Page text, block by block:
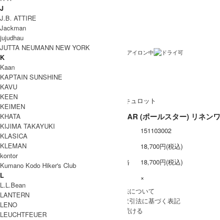
素材
生産国
洗濯表記
裏地 / 透け感
備考
POLESTAR (ポールスター) リネン
151103002
18,700円(税込)
販売価格
18,700円(税込)
×
» 採寸方法について
» 特定商取引法に基づく表記
買い物を続ける
J
J.B. ATTIRE
Jackman
jujudhau
JUTTA NEUMANN NEW YORK
K
Kaan
KAPTAIN SUNSHINE
KAVU
KEEN
KEIMEN
KHATA
KIJIMA TAKAYUKI
KLASICA
KLEMAN
kontor
Kumano Kodo Hiker's Club
L
L.L.Bean
LANTERN
LENO
LEUCHTFEUER